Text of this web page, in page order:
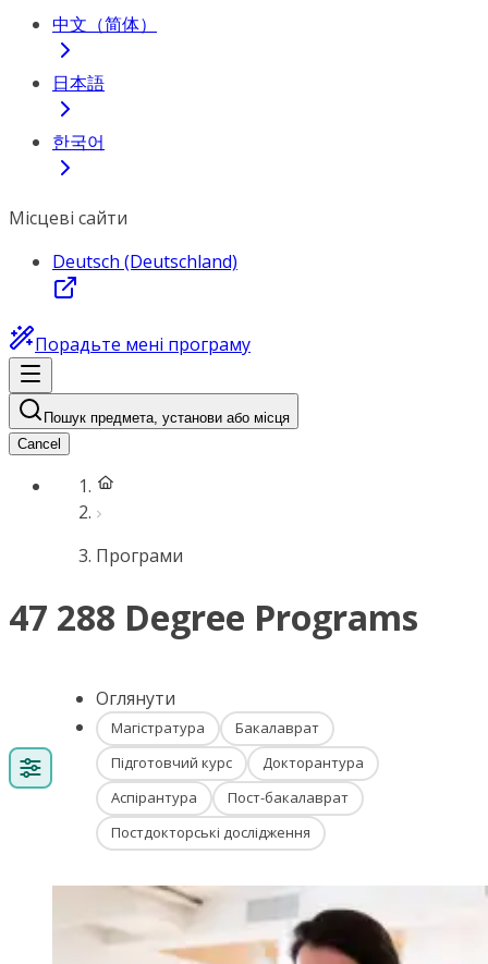
中文（简体）
日本語
한국어
Місцеві сайти
Deutsch (Deutschland)
Порадьте мені програму
Пошук предмета, установи або місця
Cancel
Програми
47 288 Degree Programs
Оглянути
Магістратура
Бакалаврат
Підготовчий курс
Докторантура
Аспірантура
Пост-бакалаврат
Постдокторські дослідження